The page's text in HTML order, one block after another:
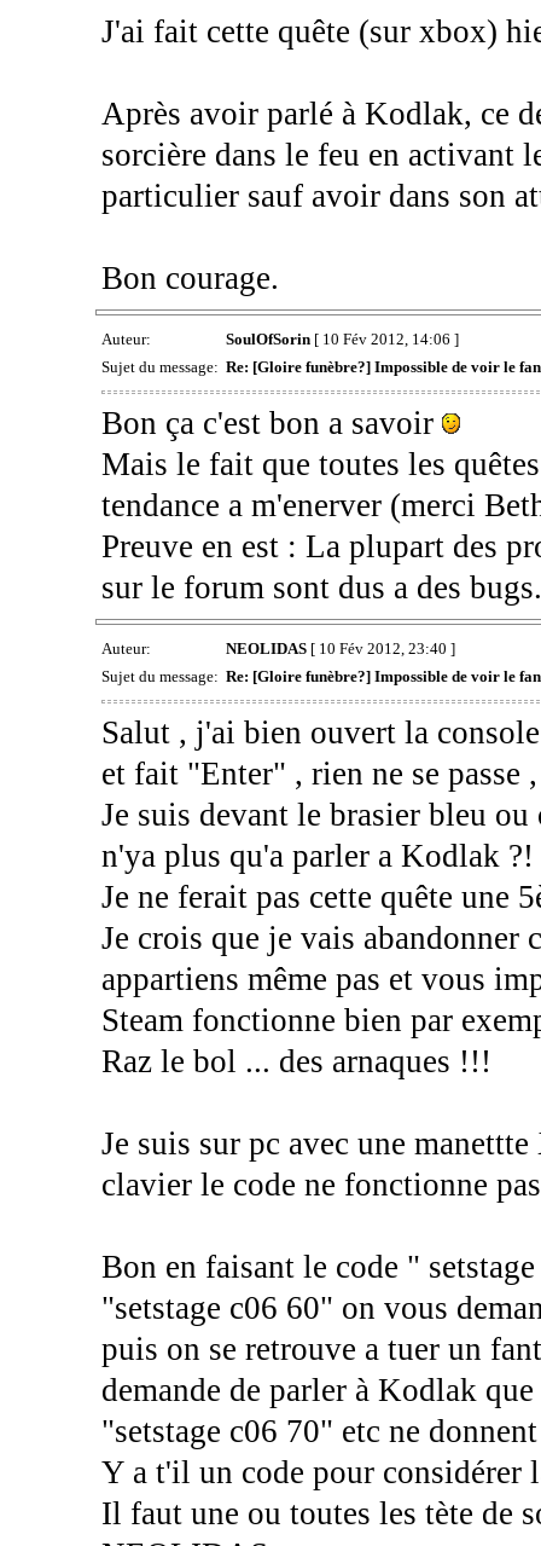
J'ai fait cette quête (sur xbox)
Après avoir parlé à Kodlak, ce
sorcière dans le feu en activant
particulier sauf avoir dans son
Bon courage.
Auteur: SoulOfSorin[ 10 Fév 2012, 14:06 ]
Sujet du message: Re: [Gloire funèbre?] Impossible de voir le
Bon ça c'est bon a savoir
Mais le fait que toutes les
tendance a m'enerver (merci
Preuve en est : La plupart des
sur le forum sont dus a des bugs.
Auteur: NEOLIDAS[ 10 Fév 2012, 23:40 ]
Sujet du message: Re: [Gloire funèbre?] Impossible de voir le
Salut , j'ai bien ouvert la
et fait "Enter" , rien ne se passe
Je suis devant le brasier bleu
n'ya plus qu'a parler a Kodlak ?!
Je ne ferait pas cette quête une
Je crois que je vais abandonner
appartiens même pas et vous
Steam fonctionne bien par
Raz le bol ... des arnaques !!!
Je suis sur pc avec une
clavier le code ne fonctionne
Bon en faisant le code "
"setstage c06 60" on vous
puis on se retrouve a tuer un
demande de parler à Kodlak
"setstage c06 70" etc ne
Y a t'il un code pour considérer
Il faut une ou toutes les tète de